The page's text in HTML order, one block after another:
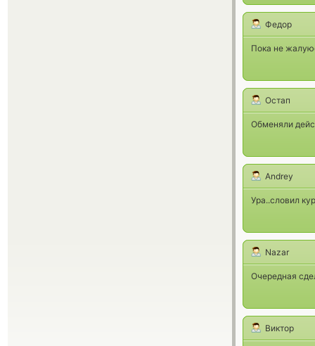
Федор
Пока не
Остап
Обменяли
Andrey
Ура..словил
Nazar
Очередная
Виктор